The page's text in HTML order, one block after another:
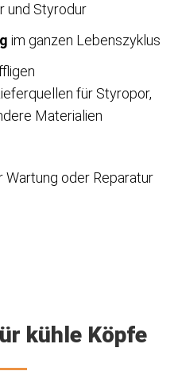
und Styrodur
im ganzen Lebenszyklus
für Styropor,
Materialien
Wartung oder Reparatur
kühle Köpfe